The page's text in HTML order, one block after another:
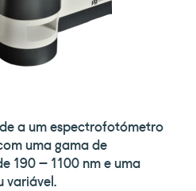
a um espectrofotómetro
uma gama de
190 – 1100 nm e uma
variável.